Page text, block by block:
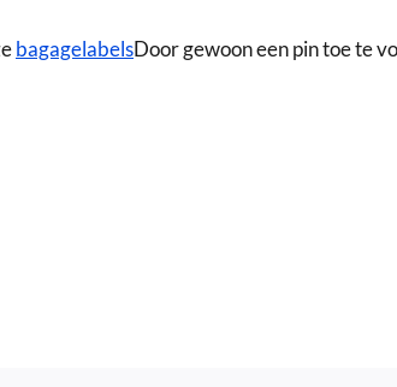
bagagelabelsDoor gewoon een pin toe te